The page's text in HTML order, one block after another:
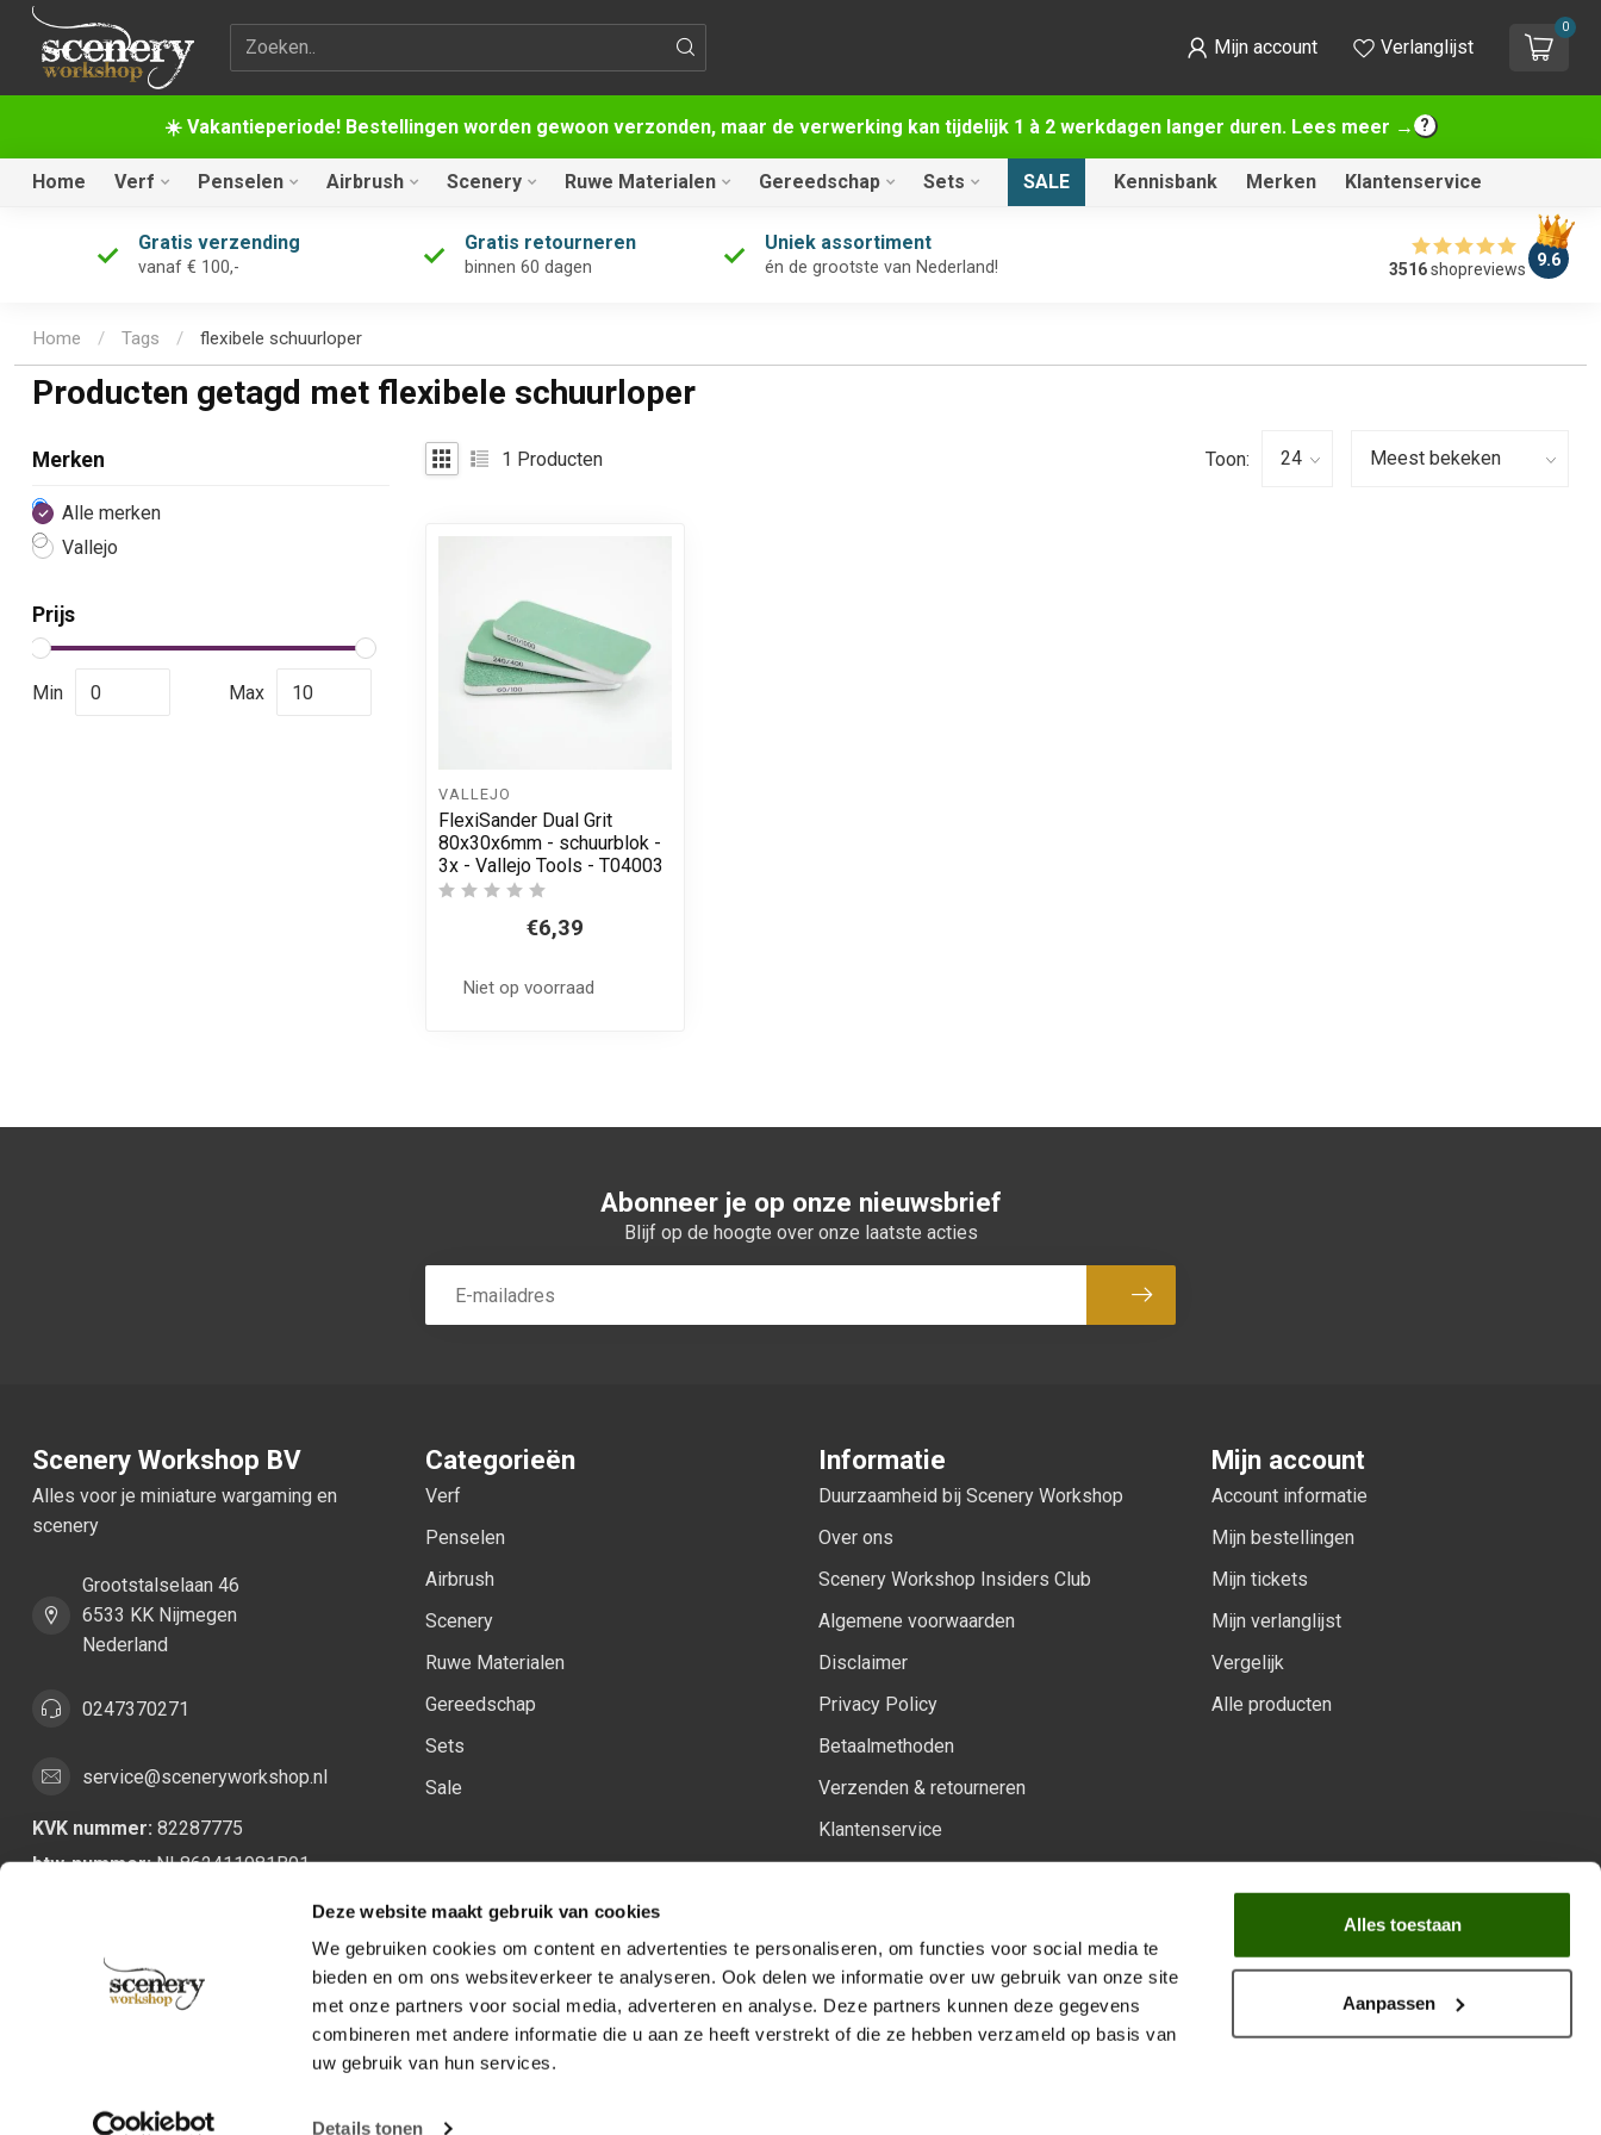
Deze website maakt gebruik van cookies
We gebruiken cookies om content en advertenties te personaliseren, om functies voor social media te
bieden en om ons websiteverkeer te analyseren. Ook delen we informatie over uw gebruik van onze site
met onze partners voor social media, adverteren en analyse. Deze partners kunnen deze gegevens
combineren met andere informatie die u aan ze heeft verstrekt of die ze hebben verzameld op basis van
uw gebruik van hun services.
Details tonen
Alles toestaan
Aanpassen
☀️ Vakantieperiode! Bestellingen worden gewoon verzonden, maar de verwerking kan tijdelijk 1 à 2 werkdagen langer duren. Lees meer →
Zoekterm Mijn account Verlanglijst
0
Home Verf Penselen Airbrush Scenery Ruwe Materialen Gereedschap Sets SALE Kennisbank Merken Klantenservice
Gratis verzending
vanaf € 100,-
Gratis retourneren
binnen 60 dagen
Uniek assortiment
én de grootste van Nederland! 3516shopreviews 9.6
Home / Tags / flexibele schuurloper
Producten getagd met flexibele schuurloper
Merken
Alle merken
Vallejo
Prijs
Min Max
1 Producten Toon:
VALLEJO
FlexiSander Dual Grit
80x30x6mm - schuurblok -
3x - Vallejo Tools - T04003
€6,39
Niet op voorraad
Abonneer je op onze nieuwsbrief
Blijf op de hoogte over onze laatste acties
Abonneer
Scenery Workshop BV
Alles voor je miniature wargaming en
scenery
Grootstalselaan 46
6533 KK Nijmegen
Nederland
0247370271
service@sceneryworkshop.nl
KVK nummer: 82287775
btw-nummer:NL862411981B01
Categorieën
Verf
Penselen
Airbrush
Scenery
Ruwe Materialen
Gereedschap
Sets
Sale
Informatie
Duurzaamheid bij Scenery Workshop
Over ons
Scenery Workshop Insiders Club
Algemene voorwaarden
Disclaimer
Privacy Policy
Betaalmethoden
Verzenden & retourneren
Klantenservice
Mijn account
Account informatie
Mijn bestellingen
Mijn tickets
Mijn verlanglijst
Vergelijk
Alle producten
Volg ons op:
Facebook
YoutubeInstagram